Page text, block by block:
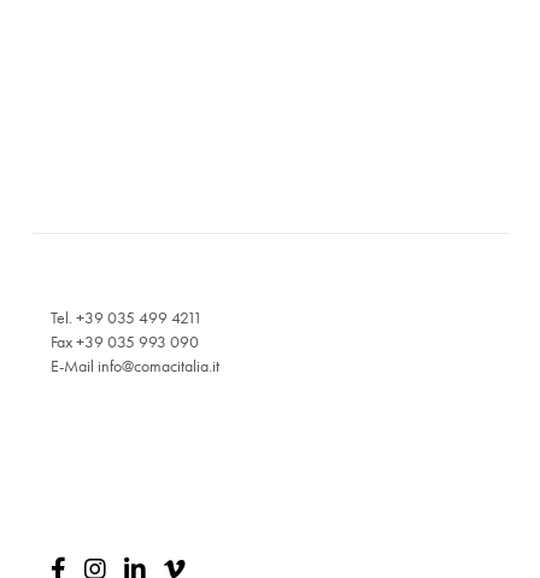
Tel. +39 035 499 4211
Fax +39 035 993 090
E-Mail info@comacitalia.it